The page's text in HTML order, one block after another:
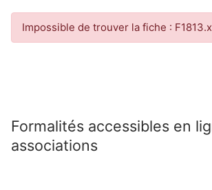
Impossible de trouver la fiche :
Formalités accessibles en
associations